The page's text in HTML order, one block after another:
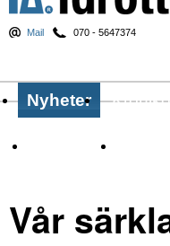
Mail 070 - 5647374
Nyheter
Vår